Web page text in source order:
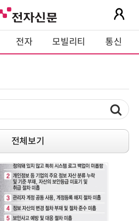
전자 모빌리티 통신
전체보기